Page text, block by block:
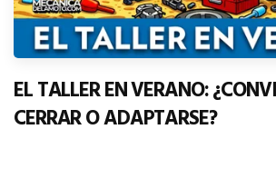
EL TALLER EN VERANO:
CERRAR O ADAPTARSE?